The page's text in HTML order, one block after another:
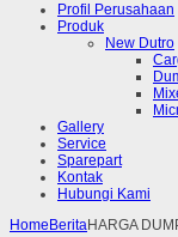
Profil Perusahaan
Produk
New Dutro
Gallery
Service
Sparepart
Kontak
Hubungi Kami
Home BeritaHARGA